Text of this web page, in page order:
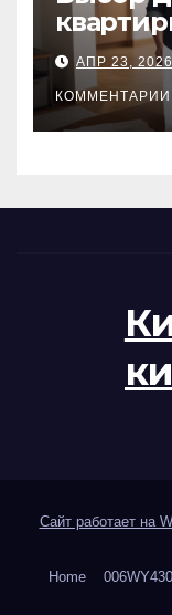
АПР 23, 2026
КОММЕНТАРИИ
Сайт работает на
Home 006WY430